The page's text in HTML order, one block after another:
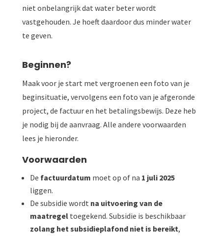
niet onbelangrijk dat water beter wordt
vastgehouden. Je hoeft daardoor dus minder water
te geven.
Beginnen?
Maak voor je start met vergroenen een foto van je
beginsituatie, vervolgens een foto van je afgeronde
project, de factuur en het betalingsbewijs. Deze heb
je nodig bij de aanvraag. Alle andere voorwaarden
lees je hieronder.
Voorwaarden
De factuurdatum moet op of na 1 juli 2025
liggen.
De subsidie wordt na uitvoering van de
maatregeltoegekend. Subsidie is beschikbaar
zolang het subsidieplafond niet is bereikt,